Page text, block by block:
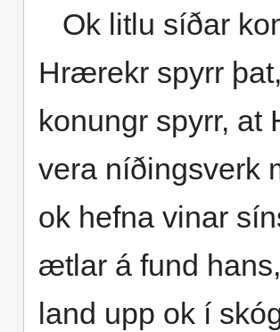
Ok litlu síðar
Hrærekr spyrr
konungr spyrr, at
vera níðingsverk
ok hefna vinar
ætlar á fund
land upp ok í